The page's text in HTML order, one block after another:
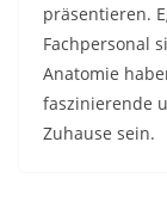
präsentieren.
Fachpersonal
Anatomie
faszinierende
Zuhause sein.